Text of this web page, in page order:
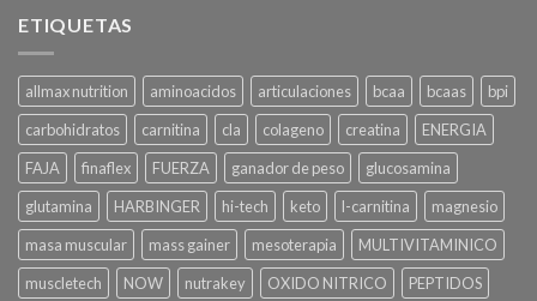
ETIQUETAS
allmax nutrition aminoacidos articulaciones bcaa bcaas
bpi
carbohidratos
carnitina cla colageno creatina
ENERGIA
FAJA
finaflex FUERZA ganador de peso
glucosamina
glutamina
HARBINGER hi-tech keto l-carnitina
magnesio
masa muscular
mass gainer mesoterapia
MULTIVITAMINICO
muscletech
NOW nutrakey OXIDO NITRICO PEPTIDOS